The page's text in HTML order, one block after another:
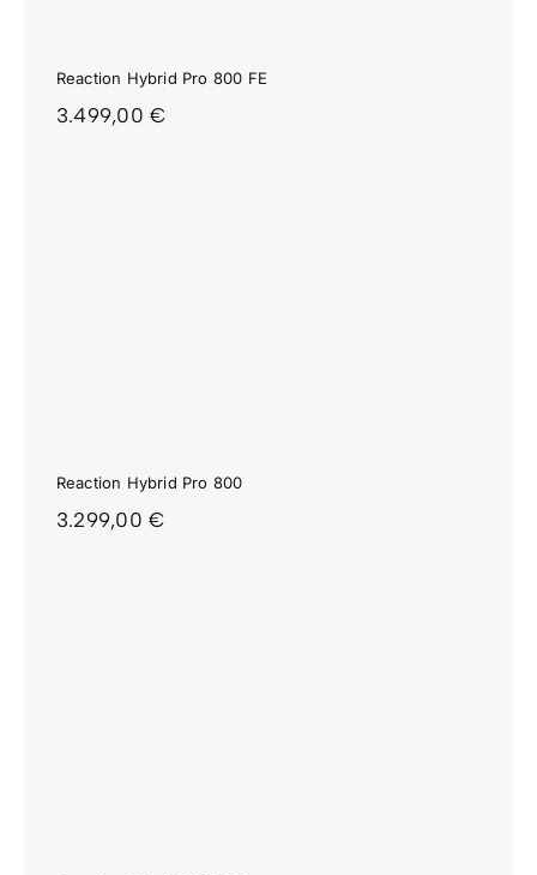
Reaction Hybrid Pro 800 FE
3.499,00€
Reaction Hybrid Pro 800
3.299,00€